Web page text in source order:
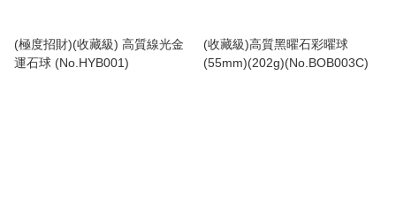
(極度招財)(收藏級) 高質線光金
運石球 (No.HYB001)
(收藏級)高質黑曜石彩曜球
(55mm)(202g)(No.BOB003C)